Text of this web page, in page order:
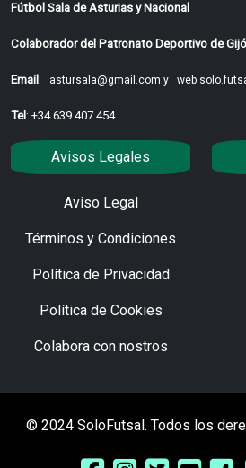
Fútbol Sala de Asturias y Nacional
Colaborador del Patronato Deportivo de
Email : astursala@gmail.com y
Tel : +34 639 407 454
Avisos Legales
Aviso Legal
Términos y Condiciones
Política de Privacidad
Política de Cookies
Colabora con nostros
© 2024 SoloFutsal. Todos los